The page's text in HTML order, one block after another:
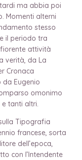
ma abbia poi
Momenti alterni
stesso
il periodo tra
fiorente attività
verità, da La
Cronaca
da Eugenio
omonimo
tanti altri.
Tipografia
francese, sorta
dell’epoca,
con l’Intendente